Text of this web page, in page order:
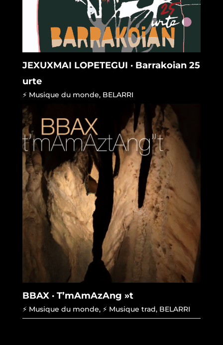
JEXUXMAI LOPETEGUI · Barrakoian 25
urte
⚡ Musique du monde, BELARRI
BBAX · T’mAmAzAng »t
⚡ Musique du monde, ⚡ Musique trad, BELARRI